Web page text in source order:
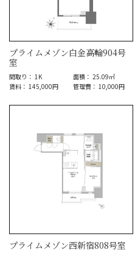
プライムメゾン白金高輪904号
室
間取り： 1K
面積： 25.09㎡
賃料： 145,000円
管理費： 10,000円
プライムメゾン西新宿808号室